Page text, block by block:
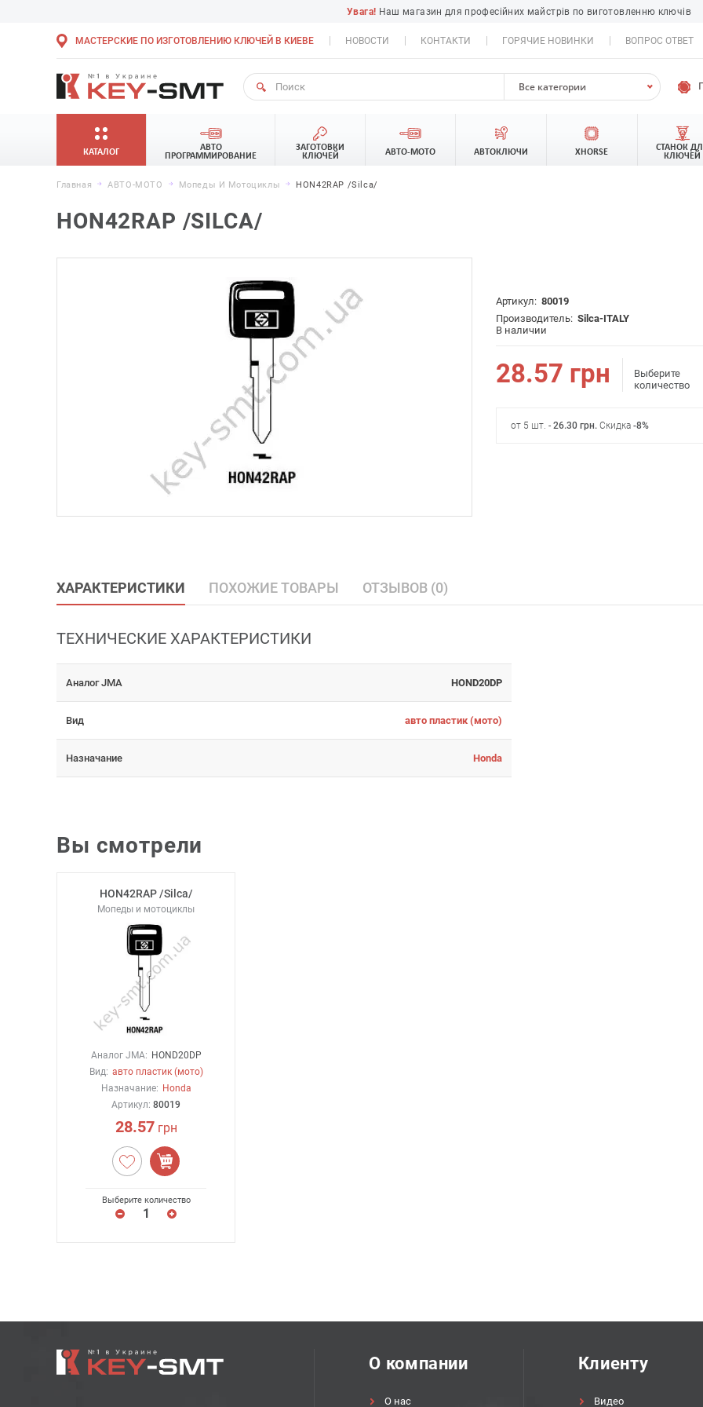
Увага! Наш магазин для професійних майстрів по виготовленню ключів
МАСТЕРСКИЕ ПО ИЗГОТОВЛЕНИЮ КЛЮЧЕЙ В КИЕВЕ НОВОСТИ КОНТАКТИ ГОРЯЧИЕ НОВИНКИ ВОПРОС ОТВЕТ
Все категории
КАТАЛОГ
АВТО
ПРОГРАММИРОВАНИЕ
ЗАГОТОВКИ
КЛЮЧЕЙ
АВТО-МОТО АВТОКЛЮЧИ XHORSE
СТАНОК
КЛЮЧЕЙ
Главная АВТО-МОТО Мопеды И Мотоциклы HON42RAP /Silca/
HON42RAP /SILCA/
Артикул: 80019
Производитель: Silca-ITALY
В наличии
28.57 грн
Выберите
количество
от 5 шт. - 26.30 грн. Скидка -8%
ХАРАКТЕРИСТИКИ ПОХОЖИЕ ТОВАРЫ ОТЗЫВОВ (0)
ТЕХНИЧЕСКИЕ ХАРАКТЕРИСТИКИ
Аналог JMA HOND20DP
Вид авто пластик (мото)
Назначание Honda
Вы смотрели
HON42RAP /Silca/
Мопеды и мотоциклы
Аналог JMA: HOND20DP
Вид: авто пластик (мото)
Назначание: Honda
Артикул: 80019
28.57грн
Выберите количество
О компании
О нас
Клиенту
Видео